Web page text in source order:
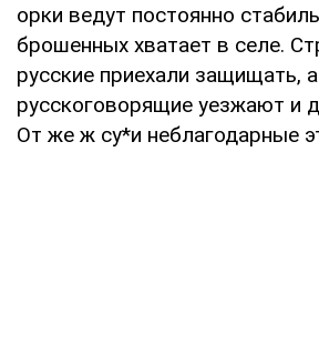
орки ведут постоянно
брошенных хватает в селе.
русские приехали защищать, а
русскоговорящие уезжают и
От же ж су*и неблагодарные